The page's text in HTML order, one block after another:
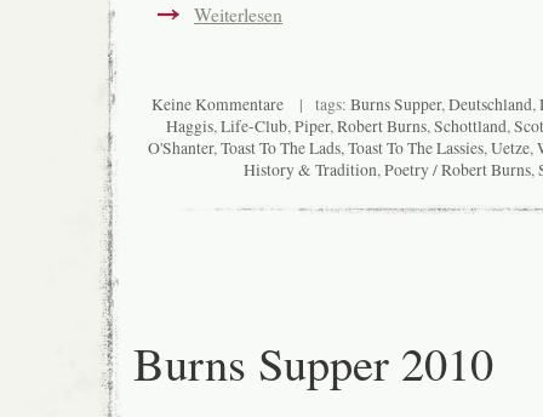
Weiterlesen
Keine Kommentare | tags: Burns Supper, Deutschland,
Haggis, Life-Club, Piper, Robert Burns, Schottland,
O'Shanter, Toast To The Lads, Toast To The Lassies, Uetze,
History & Tradition, Poetry / Robert Burns,
Burns Supper 2010